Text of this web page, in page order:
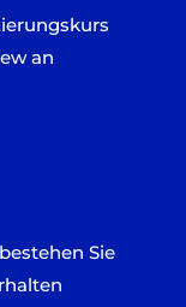
an
Sie